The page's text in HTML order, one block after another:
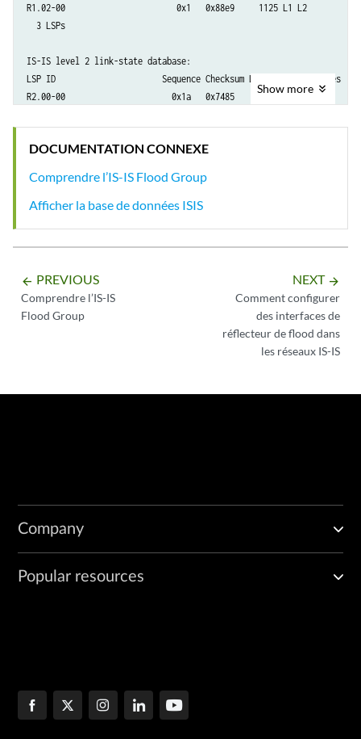
R1.02-00                       0x1   0x88e9     1125 L1 L2
  3 LSPs
IS-IS level 2 link-state database:
LSP ID                      Sequence Checksum Lifetime Attributes
R2.00-00                      0x1a   0x7485     1148 L1 L2
R1.02-00                       0x1   0x88e9     1150 L1 L2
  3 LSPs
Show more
DOCUMENTATION CONNEXE
Comprendre l’IS-IS Flood Group
Afficher la base de données ISIS
arrow_backward PREVIOUS
Comprendre l’IS-IS
Flood Group
NEXT arrow_forward
Comment configurer
des interfaces de
réflecteur de flood dans
les réseaux IS-IS
Company
Popular resources